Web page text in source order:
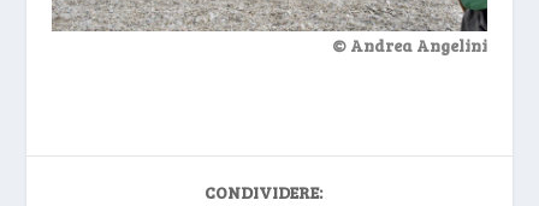
© Andrea Angelini
CONDIVIDERE: